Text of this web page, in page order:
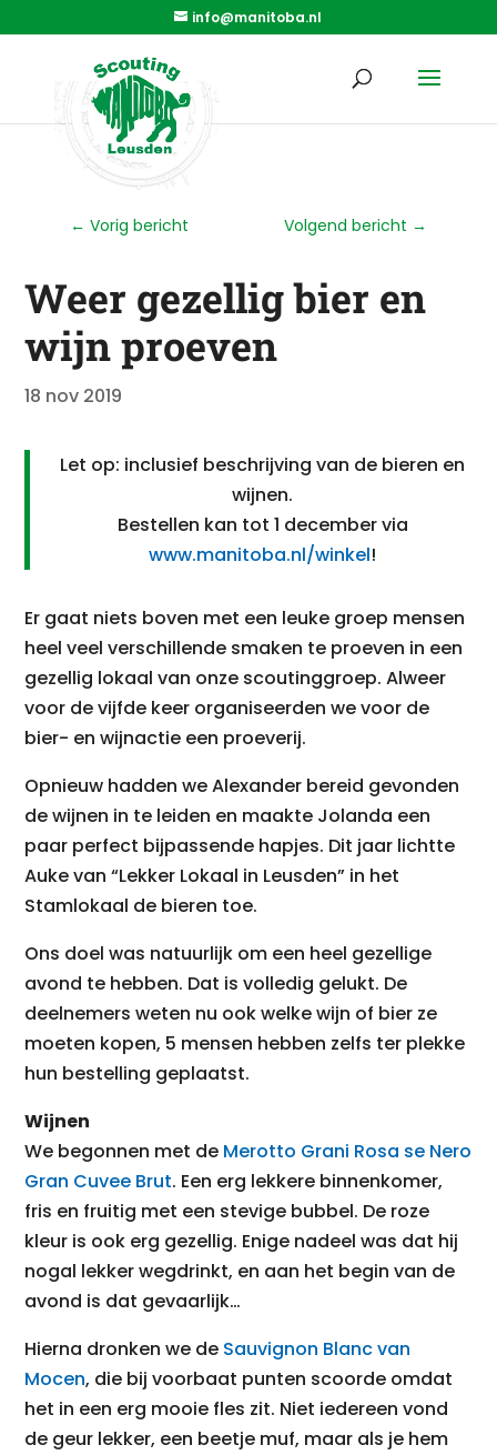
info@manitoba.nl
← Vorig bericht Volgend bericht →
Weer gezellig bier en
wijn proeven
18 nov 2019
Let op: inclusief beschrijving van de bieren en
wijnen.
Bestellen kan tot 1 december via
www.manitoba.nl/winkel!
Er gaat niets boven met een leuke groep mensen
heel veel verschillende smaken te proeven in een
gezellig lokaal van onze scoutinggroep. Alweer
voor de vijfde keer organiseerden we voor de
bier- en wijnactie een proeverij.
Opnieuw hadden we Alexander bereid gevonden
de wijnen in te leiden en maakte Jolanda een
paar perfect bijpassende hapjes. Dit jaar lichtte
Auke van “Lekker Lokaal in Leusden” in het
Stamlokaal de bieren toe.
Ons doel was natuurlijk om een heel gezellige
avond te hebben. Dat is volledig gelukt. De
deelnemers weten nu ook welke wijn of bier ze
moeten kopen, 5 mensen hebben zelfs ter plekke
hun bestelling geplaatst.
Wijnen
We begonnen met de Merotto Grani Rosa se Nero
Gran Cuvee Brut. Een erg lekkere binnenkomer,
fris en fruitig met een stevige bubbel. De roze
kleur is ook erg gezellig. Enige nadeel was dat hij
nogal lekker wegdrinkt, en aan het begin van de
avond is dat gevaarlijk…
Hierna dronken we de Sauvignon Blanc van
Mocen, die bij voorbaat punten scoorde omdat
het in een erg mooie fles zit. Niet iedereen vond
de geur lekker, een beetje muf, maar als je hem